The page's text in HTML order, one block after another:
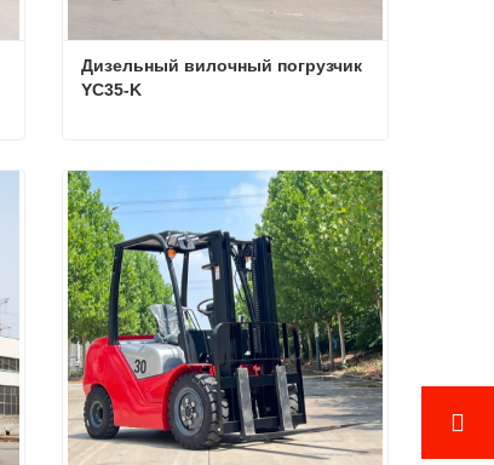
Дизельный вилочный погрузчик
YC35-K
Дизельный вилочный погрузчик YC35-K
Связаться сейчас